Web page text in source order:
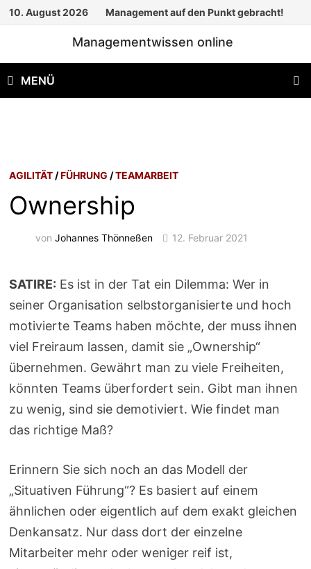
Zum10. August 2026 Management auf den Punkt gebracht!
Managementwissen online
MENÜ
AGILITÄT /FÜHRUNG /TEAMARBEIT
Ownership
vonJohannes Thönneßen 12. Februar 2021
SATIRE: Es ist in der Tat ein Dilemma: Wer in
seiner Organisation selbstorganisierte und hoch
motivierte Teams haben möchte, der muss ihnen
viel Freiraum lassen, damit sie „Ownership“
übernehmen. Gewährt man zu viele Freiheiten,
könnten Teams überfordert sein. Gibt man ihnen
zu wenig, sind sie demotiviert. Wie findet man
das richtige Maß?
Erinnern Sie sich noch an das Modell der
„Situativen Führung“? Es basiert auf einem
ähnlichen oder eigentlich auf dem exakt gleichen
Denkansatz. Nur dass dort der einzelne
Mitarbeiter mehr oder weniger reif ist,